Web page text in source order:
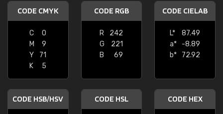
CODE CMYK
C
0
M
9
Y
71
K
5
CODE RGB
R
242
G
221
B
69
CODE CIELAB
L*
87.49
a*
-8.89
b*
72.92
CODE HSB/HSV CODE HSL CODE HEX